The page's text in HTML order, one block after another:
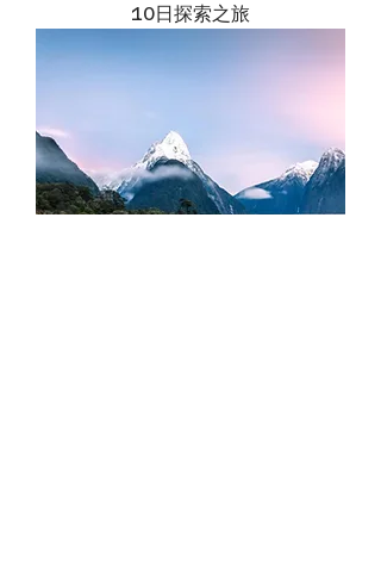
10日探索之旅